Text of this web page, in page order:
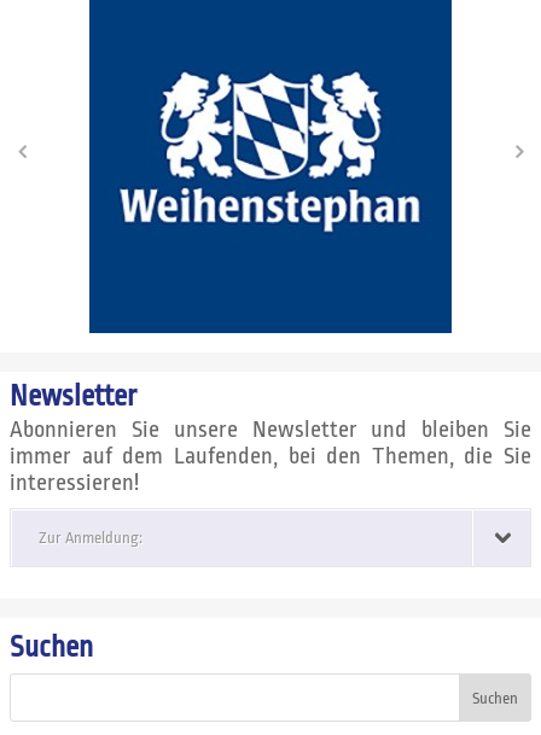
Newsletter
Abonnieren Sie unsere Newsletter und bleiben Sie
immer auf dem Laufenden, bei den Themen, die Sie
interessieren!
Zur Anmeldung:
Suchen
Suchen